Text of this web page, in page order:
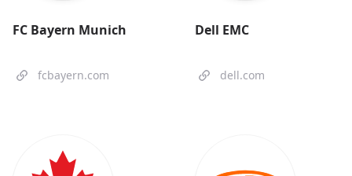
FC Bayern Munich
fcbayern.com
Dell EMC
dell.com